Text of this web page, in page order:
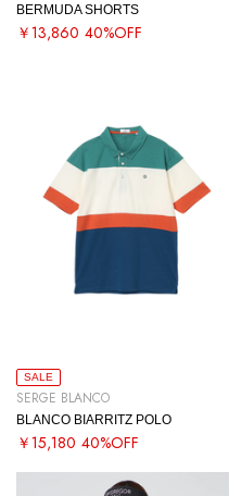
BERMUDA SHORTS
￥13,860 40%OFF
SALE
SERGE BLANCO
BLANCO BIARRITZ POLO
￥15,180 40%OFF